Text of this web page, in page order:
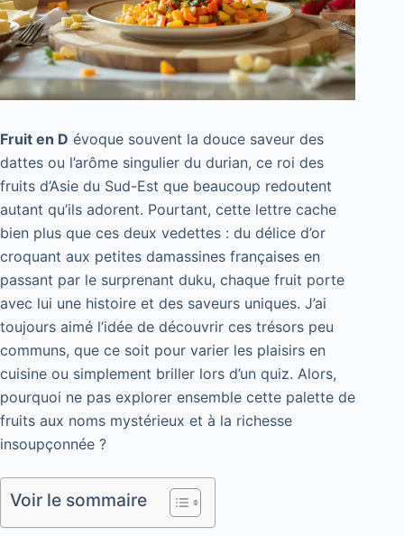
Fruit en D évoque souvent la douce saveur des
dattes ou l’arôme singulier du durian, ce roi des
fruits d’Asie du Sud-Est que beaucoup redoutent
autant qu’ils adorent. Pourtant, cette lettre cache
bien plus que ces deux vedettes : du délice d’or
croquant aux petites damassines françaises en
passant par le surprenant duku, chaque fruit porte
avec lui une histoire et des saveurs uniques. J’ai
toujours aimé l’idée de découvrir ces trésors peu
communs, que ce soit pour varier les plaisirs en
cuisine ou simplement briller lors d’un quiz. Alors,
pourquoi ne pas explorer ensemble cette palette de
fruits aux noms mystérieux et à la richesse
insoupçonnée ?
Voir le sommaire